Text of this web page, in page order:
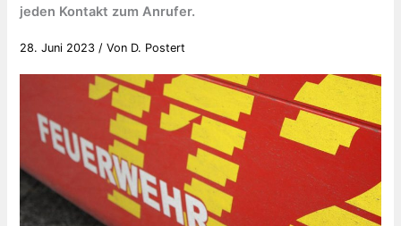
jeden Kontakt zum Anrufer.
28. Juni 2023 / Von D. Postert